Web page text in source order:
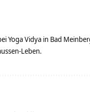
Yoga Vidya in Bad
Leben.